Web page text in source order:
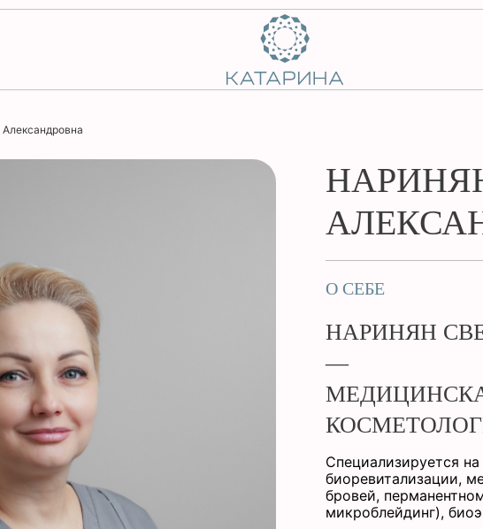
О СЕБЕ
НАРИНЯН
—
Специализируется
биоревитализации,
бровей,
микроблейдинг),